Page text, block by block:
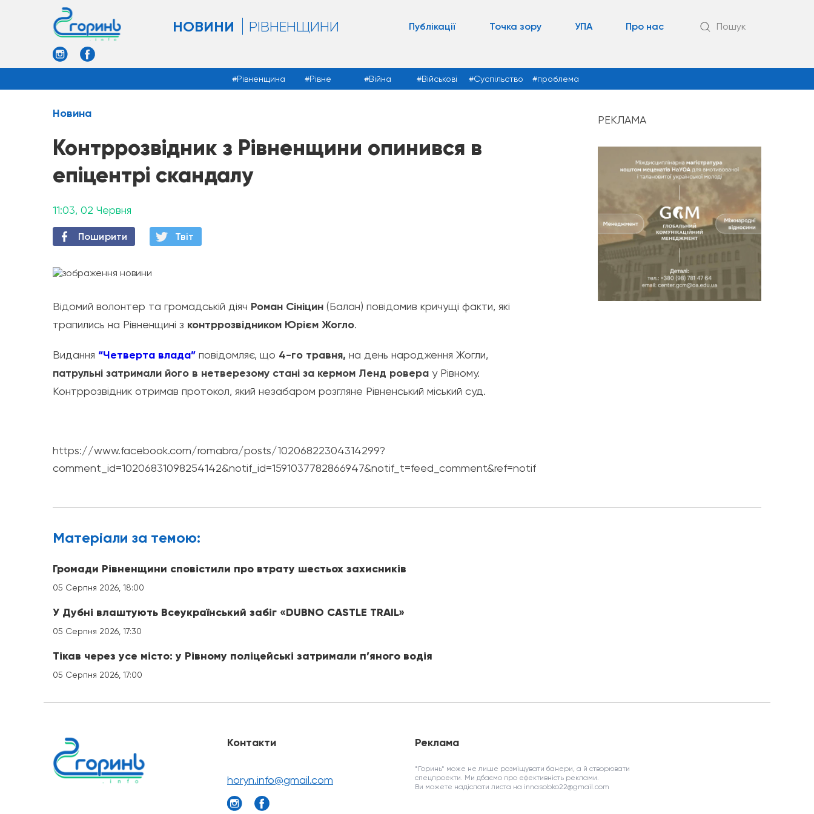
НОВИНИ РІВНЕНЩИНИ Публікації Точка зору УПА Про нас Пошук
Рівненщина Рівне Війна Військові Суспільство проблема
Новина
Контррозвідник з Рівненщини опинився в
епіцентрі скандалу
11:03, 02 Червня
Поширити Твiт
Відомий волонтер та громадській діяч Роман Сініцин (Балан) повідомив кричущі факти, які
трапились на Рівненщині з контррозвідником Юрієм Жогло.
Видання “Четверта влада” повідомляє, що 4-го травня, на день народження Жогли,
патрульні затримали його в нетверезому стані за кермом Ленд ровера у Рівному.
Контррозвідник отримав протокол, який незабаром розгляне Рівненський міський суд.
https://www.facebook.com/romabra/posts/10206822304314299?
comment_id=10206831098254142&notif_id=1591037782866947&notif_t=feed_comment&ref=notif
РЕКЛАМА
Матерiали за темою:
Громади Рівненщини сповістили про втрату шестьох захисників
05 Серпня 2026, 18:00
У Дубні влаштують Всеукраїнський забіг «DUBNO CASTLE TRAIL»
05 Серпня 2026, 17:30
Тікав через усе місто: у Рівному поліцейські затримали п’яного водія
05 Серпня 2026, 17:00
Контакти
horyn.info@gmail.com
Реклама
*Горинь* може не лише розміщувати банери, а й створювати
спецпроекти. Ми дбаємо про ефективність реклами.
Ви можете надіслати листа на innasobko22@gmail.com